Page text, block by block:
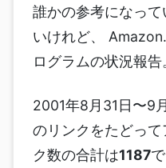
誰かの参考になっ
いけれど、
ログラムの状況報告
2001年8月31日〜9
のリンクをたどっ
ク数の合計は1187